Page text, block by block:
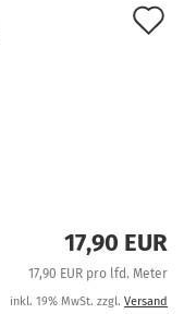
17,90 EUR
17,90 EUR pro lfd. Meter
inkl. 19% MwSt. zzgl. Versand